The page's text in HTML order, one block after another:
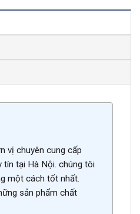
vị chuyên cung cấp
tín tại Hà Nội. chúng tôi
một cách tốt nhất.
sản phẩm chất